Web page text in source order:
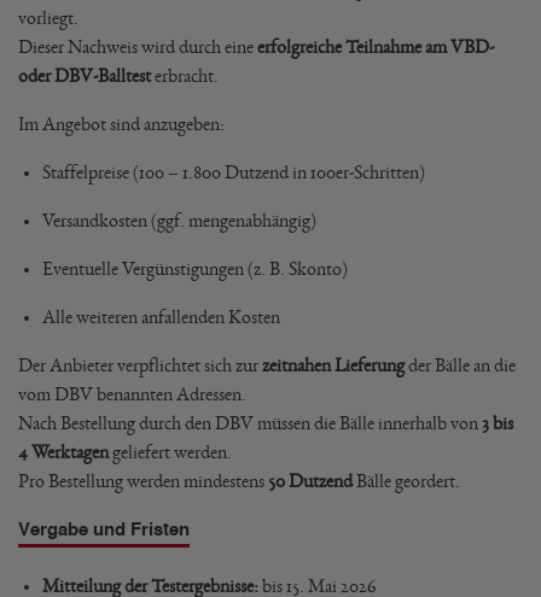
vorliegt.
Dieser Nachweis wird durch eineerfolgreiche Teilnahme am VBD-
oder DBV-Balltesterbracht.
Im Angebot sind anzugeben:
Staffelpreise (100 – 1.800 Dutzend in 100er-Schritten)
Versandkosten (ggf. mengenabhängig)
Eventuelle Vergünstigungen (z. B. Skonto)
Alle weiteren anfallenden Kosten
Der Anbieter verpflichtet sich zurzeitnahen Lieferungder Bälle an die
vom DBV benannten Adressen.
Nach Bestellung durch den DBV müssen die Bälle innerhalb von 3 bis
4 Werktagengeliefert werden.
Pro Bestellung werden mindestens 50 DutzendBälle geordert.
Vergabe und Fristen
Mitteilung der Testergebnisse:bis 15. Mai 2026